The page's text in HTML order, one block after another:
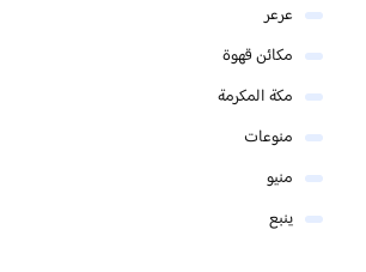
عرعر
مكائن قهوة
مكة المكرمة
منوعات
منيو
ينبع